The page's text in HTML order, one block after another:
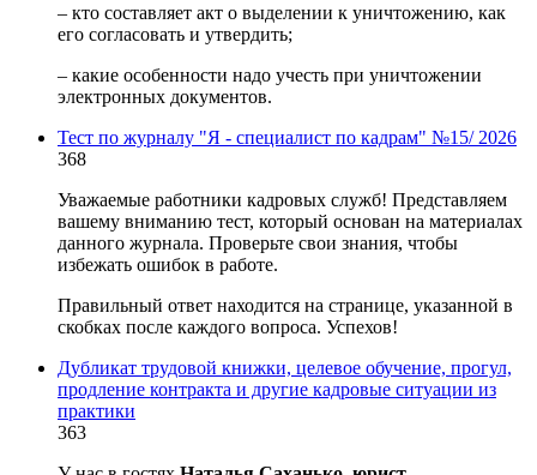
– кто составляет акт о выделении к уничтожению, как
его согласовать и утвердить;
– какие особенности надо учесть при уничтожении
электронных документов.
Тест по журналу "Я - специалист по кадрам" №15/ 2026
368
Уважаемые работники кадровых служб! Представляем
вашему вниманию тест, который основан на материалах
данного журнала. Проверьте свои знания, чтобы
избежать ошибок в работе.
Правильный ответ находится на странице, указанной в
скобках после каждого вопроса. Успехов!
Дубликат трудовой книжки, целевое обучение, прогул,
продление контракта и другие кадровые ситуации из
практики
363